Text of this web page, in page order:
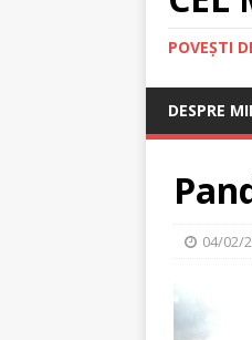
POVEȘTI
DESPRE
04/02/